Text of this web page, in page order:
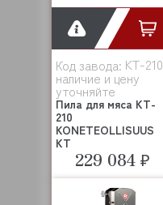
Код завода: KT-210
наличие и цену
уточняйте
Пила для мяса KT-
210
KONETEOLLISUUS
KT
229 084 ₽